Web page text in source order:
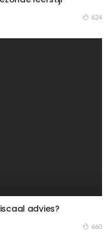
624
advies?
660